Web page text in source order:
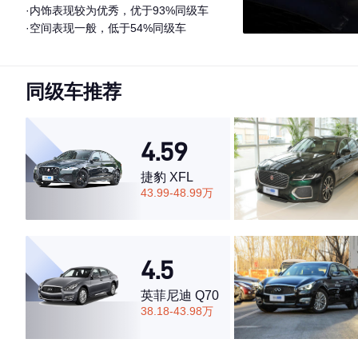
·内饰表现较为优秀，优于93%同级车
·空间表现一般，低于54%同级车
同级车推荐
4.59
捷豹 XFL
43.99-48.99万
4.5
英菲尼迪 Q70
38.18-43.98万